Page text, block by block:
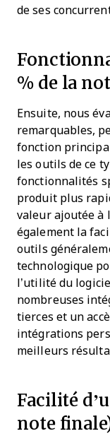
de ses
% de la
Ensuite, nous
remarquables,
fonction
les outils de ce
fonctionnalités
produit plus
valeur ajoutée à
également la
outils
technologique
l’utilité du
nombreuses
tierces et un
intégrations
meilleurs
Facilité
note